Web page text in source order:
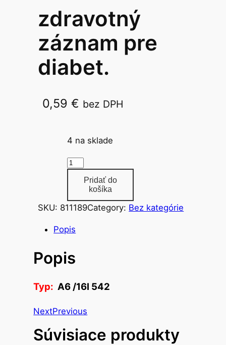
zdravotný
záznam pre
diabet.
0,59€ bez DPH
4 na sklade
m
ž
t
o
z
r
a
o
Pridať do
košíka
SKU: 811189Category: Bez kategórie
Popis
Popis
Typ: A6 /16l 542
NextPrevious
Súvisiace produkty